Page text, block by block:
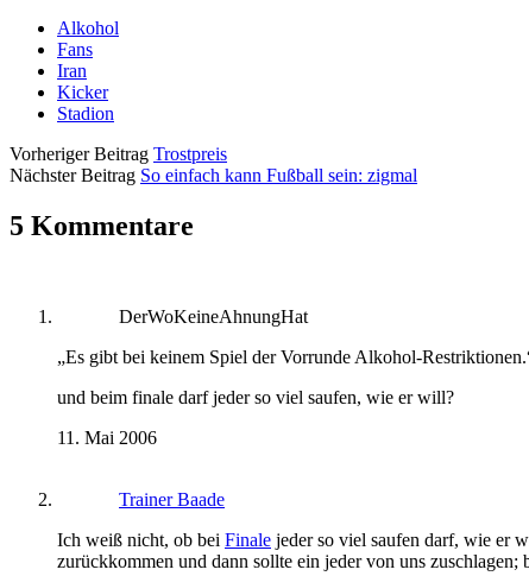
Alkohol
Fans
Iran
Kicker
Stadion
Vorheriger Beitrag Trostpreis
Nächster Beitrag So einfach kann Fußball sein: zigmal
5 Kommentare
DerWoKeineAhnungHat
„Es gibt bei keinem Spiel der Vorrunde Alkohol-
und beim finale darf jeder so viel saufen, wie er will?
11. Mai 2006
Trainer Baade
Ich weiß nicht, ob bei Finale jeder so viel saufen darf, wie er
zurückkommen und dann sollte ein jeder von uns zuschlagen;